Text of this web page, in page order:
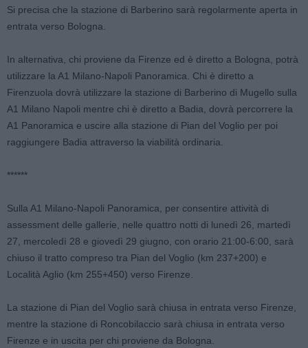
Si precisa che la stazione di Barberino sarà regolarmente aperta in
entrata verso Bologna.
In alternativa, chi proviene da Firenze ed è diretto a Bologna, potrà
utilizzare la A1 Milano-Napoli Panoramica. Chi è diretto a
Firenzuola dovrà utilizzare la stazione di Barberino di Mugello sulla
A1 Milano Napoli mentre chi è diretto a Badia, dovrà percorrere la
A1 Panoramica e uscire alla stazione di Pian del Voglio per poi
raggiungere Badia attraverso la viabilità ordinaria.
******
Sulla A1 Milano-Napoli Panoramica, per consentire attività di
assessment delle gallerie, nelle quattro notti di lunedì 26, martedì
27, mercoledì 28 e giovedì 29 giugno, con orario 21:00-6:00, sarà
chiuso il tratto compreso tra Pian del Voglio (km 237+200) e
Località Aglio (km 255+450) verso Firenze.
La stazione di Pian del Voglio sarà chiusa in entrata verso Firenze,
mentre la stazione di Roncobilaccio sarà chiusa in entrata verso
Firenze e in uscita per chi proviene da Bologna.